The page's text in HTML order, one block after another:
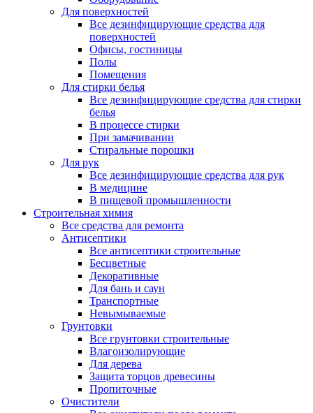
Для поверхностей
Все дезинфицирующие средства для
поверхностей
Офисы, гостиницы
Полы
Помещения
Для стирки белья
Все дезинфицирующие средства для стирки
белья
В процессе стирки
При замачивании
Стиральные порошки
Для рук
Все дезинфицирующие средства для рук
В медицине
В пищевой промышленности
Строительная химия
Все средства для ремонта
Антисептики
Все антисептики строительные
Бесцветные
Декоративные
Для бань и саун
Транспортные
Невымываемые
Грунтовки
Все грунтовки строительные
Влагоизолирующие
Для дерева
Защита торцов древесины
Пропиточные
Очистители